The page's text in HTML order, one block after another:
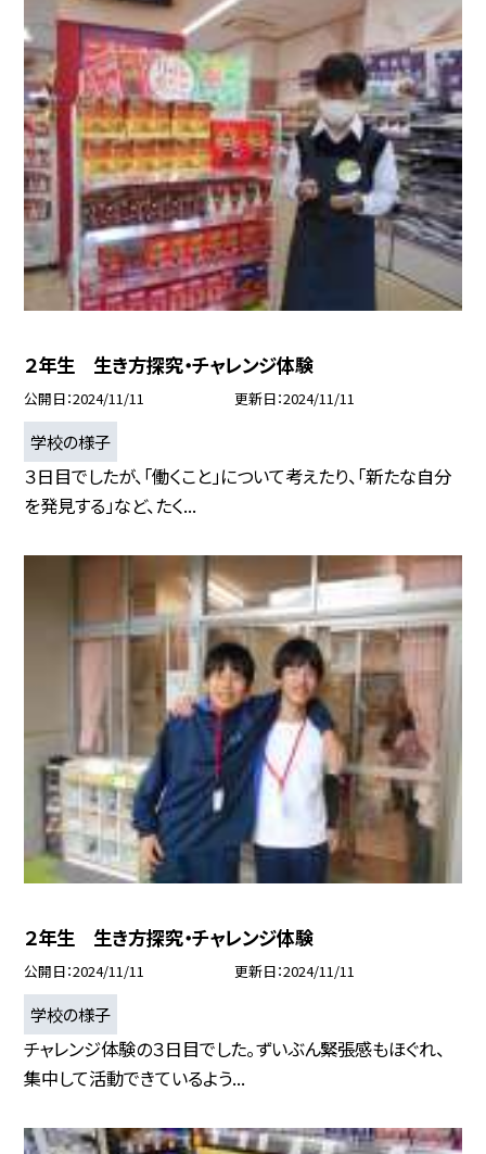
２年生 生き方探究・チャレンジ体験
公開日 2024/11/11 更新日 2024/11/11
学校の様子
３日目でしたが、「働くこと」について考えたり、「新たな自分
を発見する」など、たく...
２年生 生き方探究・チャレンジ体験
公開日 2024/11/11 更新日 2024/11/11
学校の様子
チャレンジ体験の３日目でした。ずいぶん緊張感もほぐれ、
集中して活動できているよう...